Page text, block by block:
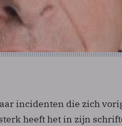
incidenten die zich
heeft het in zijn